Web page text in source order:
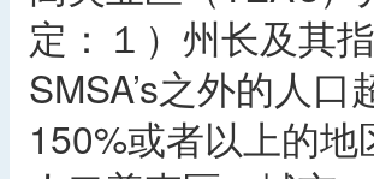
定：１）州长及其
SMSA’s之外的人
150%或者以上的地